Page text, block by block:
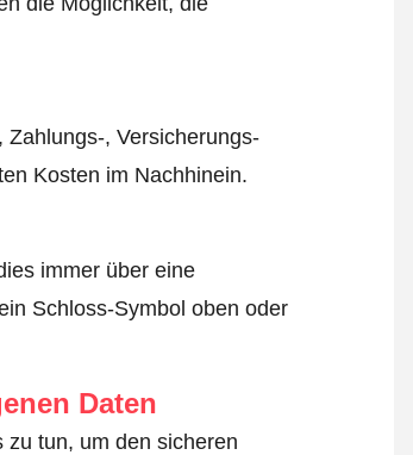
, Versicherungs-
Kosten im Nachhinein.
immer über eine
Schloss-Symbol oben oder
Daten
tun, um den sicheren